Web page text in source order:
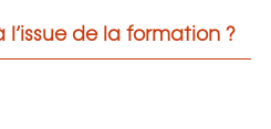
l’issue de la formation ?